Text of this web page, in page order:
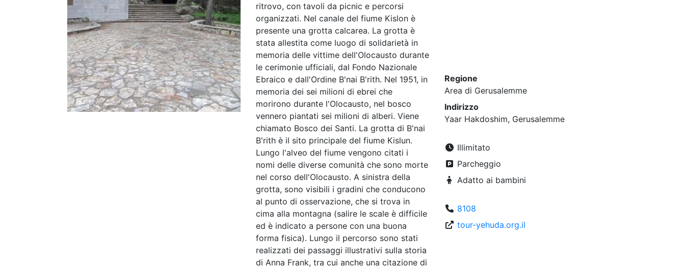
ritrovo, con tavoli da picnic e percorsi
organizzati. Nel canale del fiume Kislon è
presente una grotta calcarea. La grotta è
stata allestita come luogo di solidarietà in
memoria delle vittime dell'Olocausto durante
le cerimonie ufficiali, dal Fondo Nazionale
Ebraico e dall'Ordine B'nai B'rith. Nel 1951, in
memoria dei sei milioni di ebrei che
morirono durante l'Olocausto, nel bosco
vennero piantati sei milioni di alberi. Viene
chiamato Bosco dei Santi. La grotta di B'nai
B'rith è il sito principale del fiume Kislun.
Lungo l'alveo del fiume vengono citati i
nomi delle diverse comunità che sono morte
nel corso dell'Olocausto. A sinistra della
grotta, sono visibili i gradini che conducono
al punto di osservazione, che si trova in
cima alla montagna (salire le scale è difficile
ed è indicato a persone con una buona
forma fisica). Lungo il percorso sono stati
realizzati dei passaggi illustrativi sulla storia
di Anna Frank, tra cui anche una citazione di
Regione
Area di Gerusalemme
Indirizzo
Yaar Hakdoshim, Gerusalemme
Illimitato
Parcheggio
Adatto ai bambini
8108
tour-yehuda.org.il